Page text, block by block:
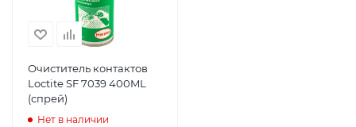
Очиститель контактов
Loctite SF 7039 400ML
(спрей)
Нет в наличии